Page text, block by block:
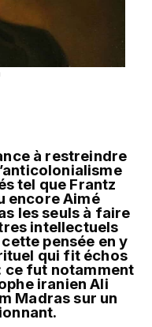
à restreindre
tel que Frantz
encore Aimé
les seuls à faire
intellectuels
pensée en y
qui fit échos
ce fut notamment
iranien Ali
Madras sur un